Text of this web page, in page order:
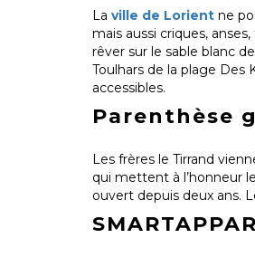
La ville de Lorient ne
mais aussi criques,
rêver sur le sable blanc
Toulhars de la plage
accessibles.
Parenthèse
Les frères le Tirrand
qui mettent à l’honneur
ouvert depuis deux ans.